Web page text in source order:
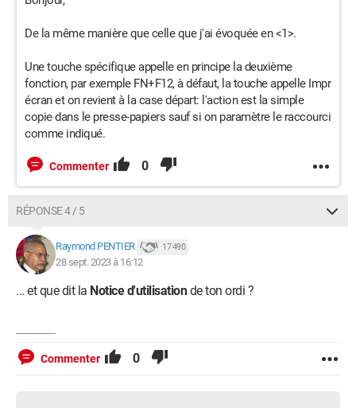
De la même manière que celle que j'ai évoquée en <1>.
Une touche spécifique appelle en principe la deuxième
fonction, par exemple FN+F12, à défaut, la touche appelle Impr
écran et on revient à la case départ: l'action est la simple
copie dans le presse-papiers sauf si on paramètre le raccourci
comme indiqué.
Commenter 0
RÉPONSE 4 / 5
Raymond PENTIER 17 490
28 sept. 2023 à 16:12
... et que dit la Notice d'utilisationde ton ordi ?
Commenter 0